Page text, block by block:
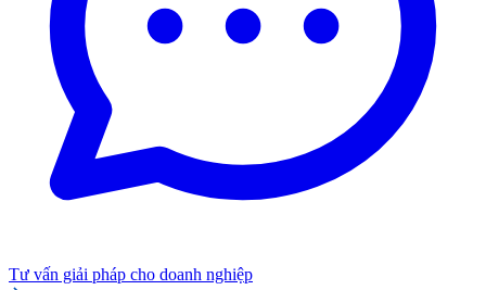
Tư vấn giải pháp cho doanh nghiệp